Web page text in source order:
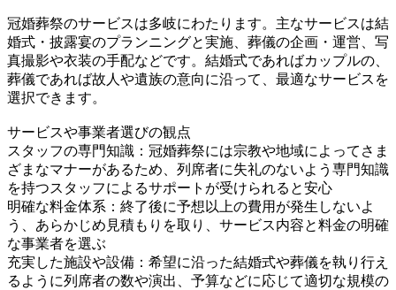
冠婚葬祭のサービスは多岐にわたります。主なサービスは結
婚式・披露宴のプランニングと実施、葬儀の企画・運営、写
真撮影や衣装の手配などです。結婚式であればカップルの、
葬儀であれば故人や遺族の意向に沿って、最適なサービスを
選択できます。
サービスや事業者選びの観点
スタッフの専門知識：冠婚葬祭には宗教や地域によってさま
ざまなマナーがあるため、列席者に失礼のないよう専門知識
を持つスタッフによるサポートが受けられると安心
明確な料金体系：終了後に予想以上の費用が発生しないよ
う、あらかじめ見積もりを取り、サービス内容と料金の明確
な事業者を選ぶ
充実した施設や設備：希望に沿った結婚式や葬儀を執り行え
るように列席者の数や演出、予算などに応じて適切な規模の